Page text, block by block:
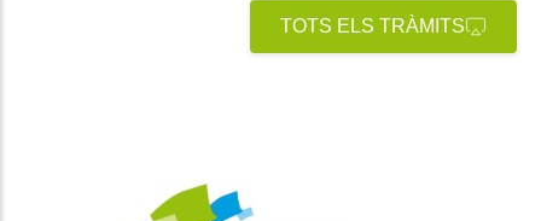
TOTS ELS TRÀMITS